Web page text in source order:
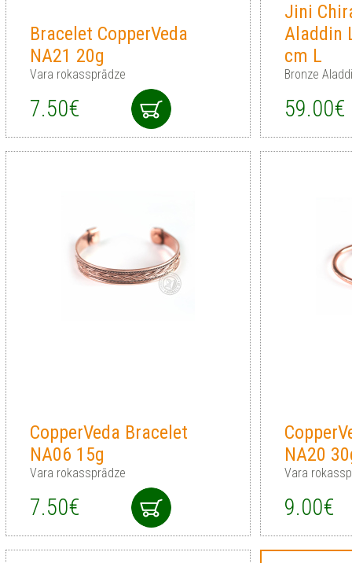
Bracelet CopperVeda
NA21 20g
Vara rokassprādze
7.50€
Jini
Aladdin
cm L
Bronze
59.00€
CopperVeda Bracelet
NA06 15g
Vara rokassprādze
7.50€
NA20
Vara
9.00€